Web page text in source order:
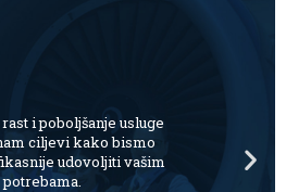
i poboljšanje usluge
ciljevi kako bismo
udovoljiti vašim
potrebama.